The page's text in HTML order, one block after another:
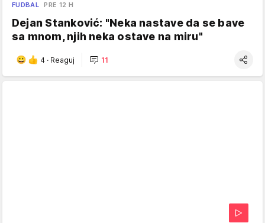
FUDBAL PRE 12 H
Dejan Stanković: "Neka nastave da se bave
sa mnom, njih neka ostave na miru"
4 · Reaguj 11